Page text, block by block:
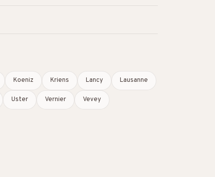
Koeniz Kriens Lancy Lausanne
Uster Vernier Vevey